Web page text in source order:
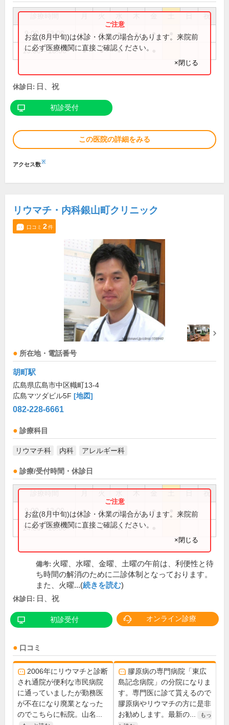
祝
9:00～13:00 ● ● ● ● ●
15:00～18:00 ● ● ●
お盆(8月中旬)は休診・休業の場合があります。来院前
に必ず医療機関に直接ご確認ください。
×閉じる
休診日: 日、祝
初診受付
この医院の詳細をみる
アクセス数※
リウマチ・内科銀山町クリニック
口コミ 2件
所在地・電話番号
胡町駅
広島県広島市中区幟町13-4
広島マツダビル5F [地図]
082-228-6661
診療科目
リウマチ科 内科 アレルギー科
診療/受付時間・休診日
祝
9:00～13:00 ● ● ● ● ●
14:30～18:00 ● ● ●
お盆(8月中旬)は休診・休業の場合があります。来院前
に必ず医療機関に直接ご確認ください。
×閉じる
備考: 火曜、水曜、金曜、土曜の午前は、利便性と待
ち時間の解消のために二診体制となっております。
また、火曜...(続きを読む)
休診日: 日、祝
初診受付 オンライン診療
口コミ
2006年にリウマチと診断
され通院が便利な市民病院
に通っていましたが勤務医
が不在になり廃業となった
のでこちらに転院。山名...
膠原病の専門病院「東広
島記念病院」の分院になりま
す。専門医に診て貰えるので
膠原病やリウマチの方に是非
お勧めします。最新の...
もっ